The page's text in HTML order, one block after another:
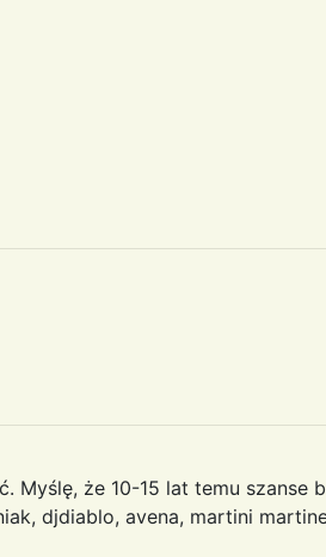
Myślę, że 10-15 lat temu szanse
djdiablo, avena, martini